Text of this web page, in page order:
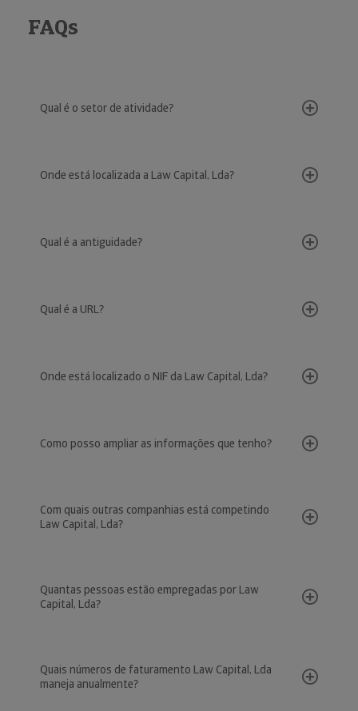
FAQs
Qual é o setor de atividade?
Onde está localizada a Law Capital, Lda?
Qual é a antiguidade?
Qual é a URL?
Onde está localizado o NIF da Law Capital, Lda?
Como posso ampliar as informações que tenho?
Com quais outras companhias está competindo
Law Capital, Lda?
Quantas pessoas estão empregadas por Law
Capital, Lda?
Quais números de faturamento Law Capital, Lda
maneja anualmente?